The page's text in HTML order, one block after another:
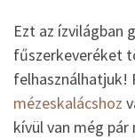
Ezt az ízvilágban
fűszerkeveréket
felhasználhatjuk!
mézeskalácshoz
kívül van még